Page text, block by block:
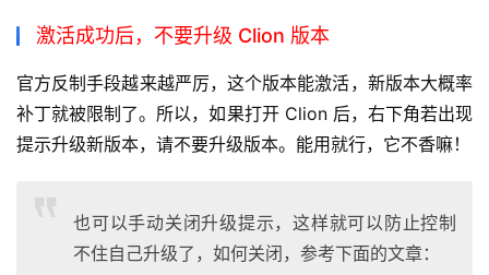
激活成功后，不要升级 Clion 版本
官方反制手段越来越严厉，这个版本能激活，新版本大概率
补丁就被限制了。所以，如果打开 Clion 后，右下角若出现
提示升级新版本，请不要升级版本。能用就行，它不香嘛！
也可以手动关闭升级提示，这样就可以防止控制
不住自己升级了，如何关闭，参考下面的文章：